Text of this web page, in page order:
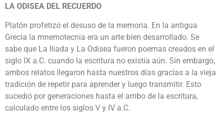
LA ODISEA DEL RECUERDO
Platón profetizó el desuso de la memoria. En la antigua
Grecia la mnemotecnia era un arte bien desarrollado. Se
sabe que La Ilíada y La Odisea fueron poemas creados en el
siglo IX a.C. cuando la escritura no existía aún. Sin embargo,
ambos relatos llegaron hasta nuestros días gracias a la vieja
tradición de repetir para aprender y luego transmitir. Esto
sucedió por generaciones hasta el arribo de la escritura,
calculado entre los siglos V y IV a.C.